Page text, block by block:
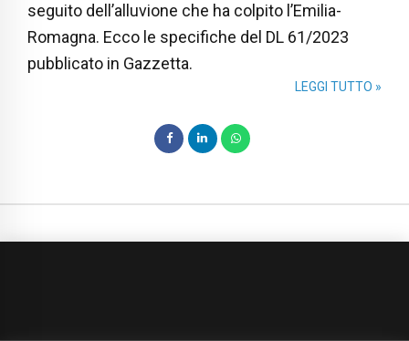
seguito dell’alluvione che ha colpito l’Emilia-
Romagna. Ecco le specifiche del DL 61/2023
pubblicato in Gazzetta.
LEGGI TUTTO »